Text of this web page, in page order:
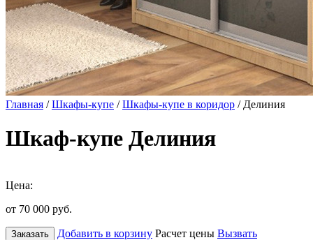
Главная /Шкафы-купе /Шкафы-купе в коридор / Делиния
Шкаф-купе Делиния
Цена:
от 70 000 руб.
Заказать Добавить в корзину Расчет цены Вызвать